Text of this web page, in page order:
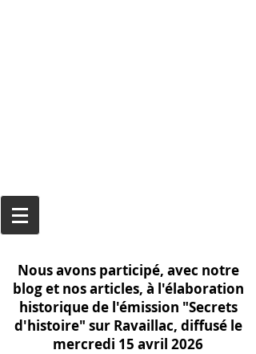
Nous avons participé, avec notre
blog et nos articles, à l'élaboration
historique de l'émission "Secrets
d'histoire" sur Ravaillac, diffusé le
mercredi 15 avril 2026